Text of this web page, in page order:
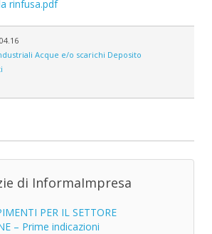
rinfusa.pdf
Acque e/o scarichi Deposito
di InformaImpresa
PER IL SETTORE
– Prime indicazioni